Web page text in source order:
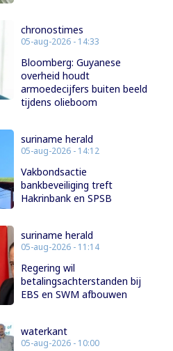
chronostimes
05-aug-2026 - 14:33
Bloomberg: Guyanese
overheid houdt
armoedecijfers buiten beeld
tijdens olieboom
suriname herald
05-aug-2026 - 14:12
Vakbondsactie
bankbeveiliging treft
Hakrinbank en SPSB
suriname herald
05-aug-2026 - 11:14
Regering wil
betalingsachterstanden bij
EBS en SWM afbouwen
waterkant
05-aug-2026 - 10:00